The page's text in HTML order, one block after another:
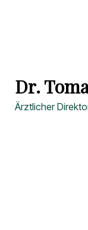
Dr.
Ärztlicher